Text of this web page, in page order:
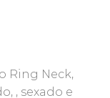
Ring Neck,
, sexado e